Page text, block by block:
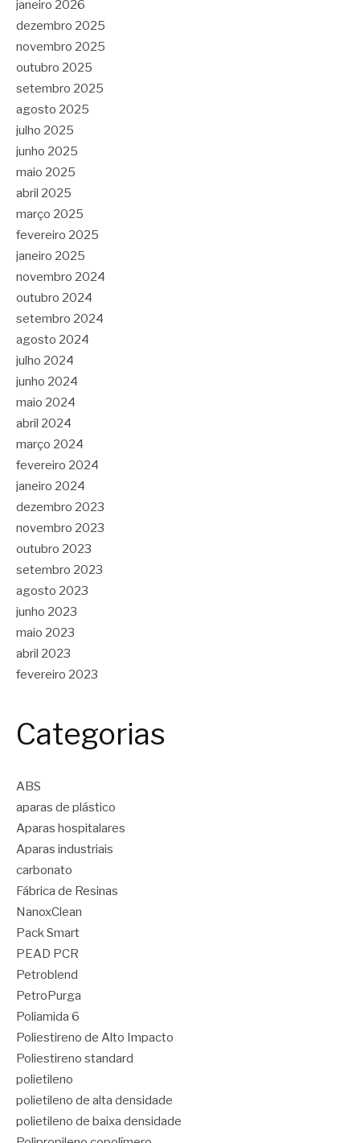
janeiro 2026
dezembro 2025
novembro 2025
outubro 2025
setembro 2025
agosto 2025
julho 2025
junho 2025
maio 2025
abril 2025
março 2025
fevereiro 2025
janeiro 2025
novembro 2024
outubro 2024
setembro 2024
agosto 2024
julho 2024
junho 2024
maio 2024
abril 2024
março 2024
fevereiro 2024
janeiro 2024
dezembro 2023
novembro 2023
outubro 2023
setembro 2023
agosto 2023
junho 2023
maio 2023
abril 2023
fevereiro 2023
Categorias
ABS
aparas de plástico
Aparas hospitalares
Aparas industriais
carbonato
Fábrica de Resinas
NanoxClean
Pack Smart
PEAD PCR
Petroblend
PetroPurga
Poliamida 6
Poliestireno de Alto Impacto
Poliestireno standard
polietileno
polietileno de alta densidade
polietileno de baixa densidade